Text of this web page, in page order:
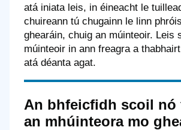
atá iniata leis, in éineacht le
chuireann tú chugainn le linn
ghearáin, chuig an múinteoir. Leis
múinteoir in ann freagra a
atá déanta agat.
An bhfeicfidh scoil nó
an mhúinteora mo